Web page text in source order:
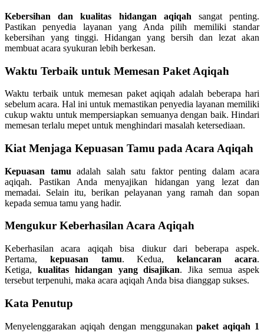
Kebersihan dan kualitas hidangan aqiqah sangat penting.
Pastikan penyedia layanan yang Anda pilih memiliki standar
kebersihan yang tinggi. Hidangan yang bersih dan lezat akan
membuat acara syukuran lebih berkesan.
Waktu Terbaik untuk Memesan Paket Aqiqah
Waktu terbaik untuk memesan paket aqiqah adalah beberapa hari
sebelum acara. Hal ini untuk memastikan penyedia layanan memiliki
cukup waktu untuk mempersiapkan semuanya dengan baik. Hindari
memesan terlalu mepet untuk menghindari masalah ketersediaan.
Kiat Menjaga Kepuasan Tamu pada Acara Aqiqah
Kepuasan tamu adalah salah satu faktor penting dalam acara
aqiqah. Pastikan Anda menyajikan hidangan yang lezat dan
memadai. Selain itu, berikan pelayanan yang ramah dan sopan
kepada semua tamu yang hadir.
Mengukur Keberhasilan Acara Aqiqah
Keberhasilan acara aqiqah bisa diukur dari beberapa aspek.
Pertama, kepuasan tamu. Kedua,kelancaran acara.
Ketiga, kualitas hidangan yang disajikan. Jika semua aspek
tersebut terpenuhi, maka acara aqiqah Anda bisa dianggap sukses.
Kata Penutup
Menyelenggarakan aqiqah dengan menggunakanpaket aqiqah 1